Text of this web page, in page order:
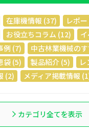
在庫機情報 (37)
レポ
お役立ちコラム (12)
例 (7)
中古林業機械の
袋 (5)
製品紹介 (5)
(2)
メディア掲載情報
カテゴリ全てを表示